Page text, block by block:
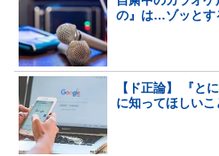
の』は…ゾッとす
【ド正論】 『と
に知ってほしい